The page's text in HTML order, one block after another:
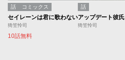
話 コミックス
セイレーンは君に歌わない
猗笠怜司
10話無料
話
アップデート彼氏
猗笠怜司